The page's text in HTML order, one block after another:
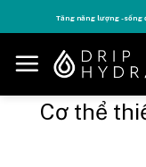
to
content
Tăng năng lượng -
Cơ thể